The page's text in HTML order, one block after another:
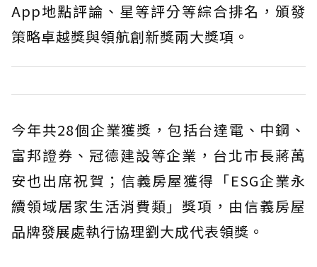
App地點評論、星等評分等綜合排名，頒發
策略卓越獎與領航創新獎兩大獎項。
今年共28個企業獲獎，包括台達電、中鋼、
富邦證券、冠德建設等企業，台北市長蔣萬
安也出席祝賀；信義房屋獲得「ESG企業永
續領域居家生活消費類」獎項，由信義房屋
品牌發展處執行協理劉大成代表領獎。